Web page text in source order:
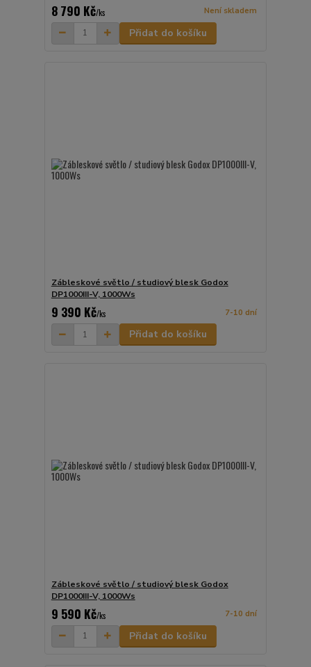
8 790 Kč/ks Není skladem
Přidat do košíku
Zábleskové světlo / studiový blesk Godox
DP1000III-V, 1000Ws
9 390 Kč/ks 7-10 dní
Přidat do košíku
Zábleskové světlo / studiový blesk Godox
DP1000III-V, 1000Ws
9 590 Kč/ks 7-10 dní
Přidat do košíku